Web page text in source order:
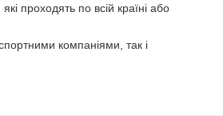
проходять по всій країні або
компаніями, так і